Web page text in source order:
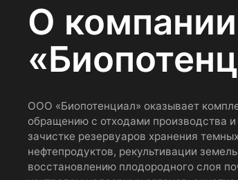
О
ООО «Биопотенциал» оказывает
обращению с отходами производства и
зачистке резервуаров хранения
нефтепродуктов, рекультивации
восстановлению плодородного слоя